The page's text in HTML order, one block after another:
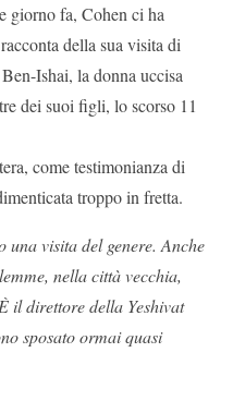
giorno fa, Cohen ci ha
della sua visita di
Ishai, la donna uccisa
dei suoi figli, lo scorso 11
come testimonianza di
troppo in fretta.
una visita del genere. Anche
nella città vecchia,
il direttore della Yeshivat
sposato ormai quasi